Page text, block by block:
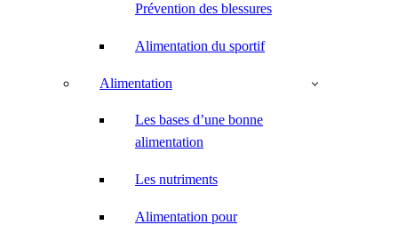
Prévention des blessures
Alimentation du sportif
Alimentation
Les bases d’une bonne
alimentation
Les nutriments
Alimentation pour